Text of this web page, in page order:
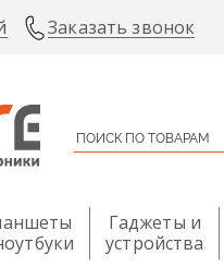
Заказать звонок
Гаджеты и
устройства